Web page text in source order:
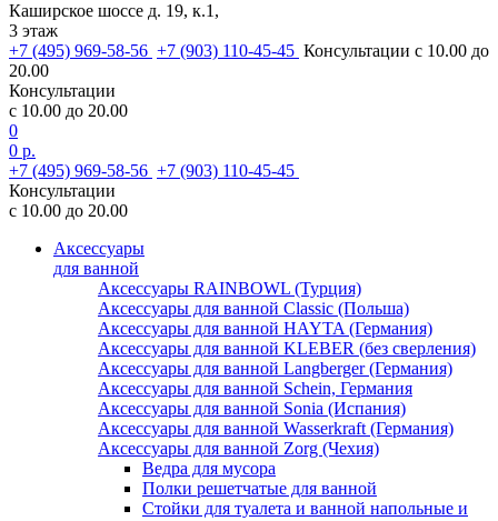
Каширское шоссе д. 19, к.1,
3 этаж
+7 (495) 969-58-56 +7 (903) 110-45-45 Консультации с 10.00 до
20.00
Консультации
с 10.00 до 20.00
0
0 р.
+7 (495) 969-58-56 +7 (903) 110-45-45
Консультации
с 10.00 до 20.00
Аксессуары
для ванной
Аксессуары RAINBOWL (Турция)
Аксессуары для ванной Classic (Польша)
Аксессуары для ванной HAYTA (Германия)
Аксессуары для ванной KLEBER (без сверления)
Аксессуары для ванной Langberger (Германия)
Аксессуары для ванной Schein, Германия
Аксессуары для ванной Sonia (Испания)
Аксессуары для ванной Wasserkraft (Германия)
Аксессуары для ванной Zorg (Чехия)
Ведра для мусора
Полки решетчатые для ванной
Стойки для туалета и ванной напольные и